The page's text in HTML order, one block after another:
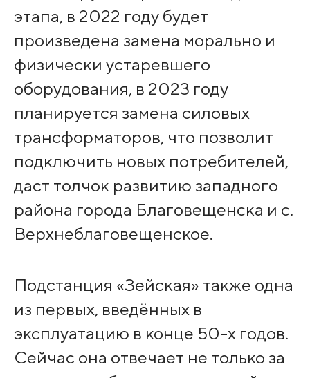
этапа, в 2022 году будет
произведена замена морально и
физически устаревшего
оборудования, в 2023 году
планируется замена силовых
трансформаторов, что позволит
подключить новых потребителей,
даст толчок развитию западного
района города Благовещенска и с.
Верхнеблаговещенское.
Подстанция «Зейская» также одна
из первых, введённых в
эксплуатацию в конце 50-х годов.
Сейчас она отвечает не только за